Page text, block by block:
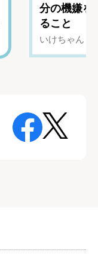
分の機嫌を
ること
いけちゃん（